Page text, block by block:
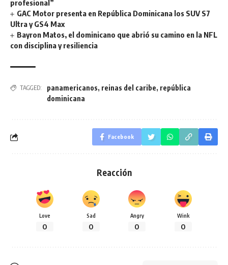
profesional”
GAC Motor presenta en República Dominicana los SUV S7
Ultra y GS4 Max
Bayron Matos, el dominicano que abrió su camino en la NFL
con disciplina y resiliencia
TAGGED: panamericanos, reinas del caribe, república
dominicana
Facebook
Reacción
Love
0
Sad
0
Angry
0
Wink
0